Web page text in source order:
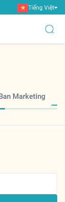
Tiếng Việt
Marketing